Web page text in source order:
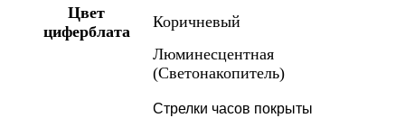
Цвет
циферблата
Коричневый
Люминесцентная
(Светонакопитель)
Стрелки часов покрыты